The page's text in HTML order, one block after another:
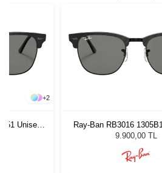
+2
Unisex
Ray-Ban RB3016
Güneş Gözlüğü
9.900,00 TL